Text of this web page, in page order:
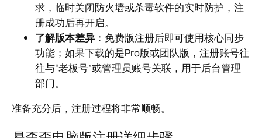
求，临时关闭防火墙或杀毒软件的实时防护，注
册成功后再开启。
了解版本差异 ：免费版注册后即可使用核心同步
功能；如果下载的是Pro版或团队版，注册账号往
往与“老板号”或管理员账号关联，用于后台管理
部门。
准备充分后，注册过程将非常顺畅。